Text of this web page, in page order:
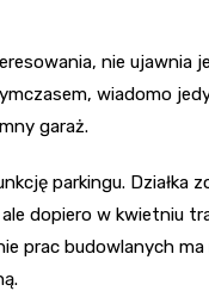
nie ujawnia
wiadomo
garaż.
parkingu. Działka
dopiero w kwietniu
prac budowlanych